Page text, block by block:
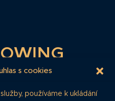
s cookies
používáme k ukládání
anonymnímu zaslání